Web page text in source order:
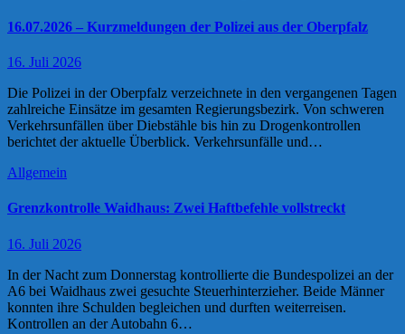
16.07.2026 – Kurzmeldungen der Polizei aus der Oberpfalz
16. Juli 2026
Die Polizei in der Oberpfalz verzeichnete in den vergangenen Tagen
zahlreiche Einsätze im gesamten Regierungsbezirk. Von schweren
Verkehrsunfällen über Diebstähle bis hin zu Drogenkontrollen
berichtet der aktuelle Überblick. Verkehrsunfälle und…
Allgemein
Grenzkontrolle Waidhaus: Zwei Haftbefehle vollstreckt
16. Juli 2026
In der Nacht zum Donnerstag kontrollierte die Bundespolizei an der
A6 bei Waidhaus zwei gesuchte Steuerhinterzieher. Beide Männer
konnten ihre Schulden begleichen und durften weiterreisen.
Kontrollen an der Autobahn 6…